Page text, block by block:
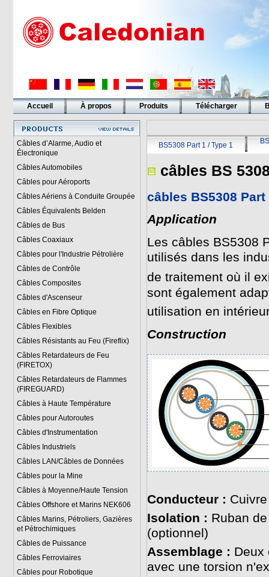
Accueil À propos Produits Télécharger
Liens
Câbles d’Alarme, Audio et
Électronique
Câbles Automobiles
Câbles pour Aéroports
Câbles Aériens à Conduite Groupée
Câbles Équivalents Belden
Câbles de Bus
Câbles Coaxiaux
Câbles pour l'Industrie Pétrolière
Câbles de Contrôle
Câbles Composites
Câbles d'Ascenseur
Câbles en Fibre Optique
Câbles Flexibles
Câbles Résistants au Feu (Fireflix)
Câbles Retardateurs de Feu
(FIRETOX)
Câbles Retardateurs de Flammes
(FIREGUARD)
Câbles à Haute Température
Câbles pour Autoroutes
Câbles d'Instrumentation
Câbles Industriels
Câbles LAN/Câbles de Données
Câbles pour la Mine
Câbles à Moyenne/Haute Tension
Câbles Offshore et Marins NEK606
Câbles Marins, Pétroliers, Gazières
et Pétrochimiques
Câbles de Puissance
Câbles Ferroviaires
Câbles pour Robotique
BS5308 Part 1 / Type 1
câbles BS
câbles BS5308 Part
Application
Les câbles BS5308
utilisés dans les
de traitement où il
sont également
utilisation en
Construction
Conducteur :
Isolation : Ruban
(optionnel)
Assemblage : Deux
avec une torsion